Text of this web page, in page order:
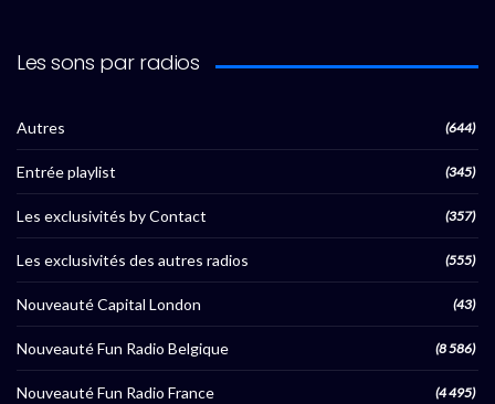
Les sons par radios
Autres (644)
Entrée playlist (345)
Les exclusivités by Contact (357)
Les exclusivités des autres radios (555)
Nouveauté Capital London (43)
Nouveauté Fun Radio Belgique (8 586)
Nouveauté Fun Radio France (4 495)